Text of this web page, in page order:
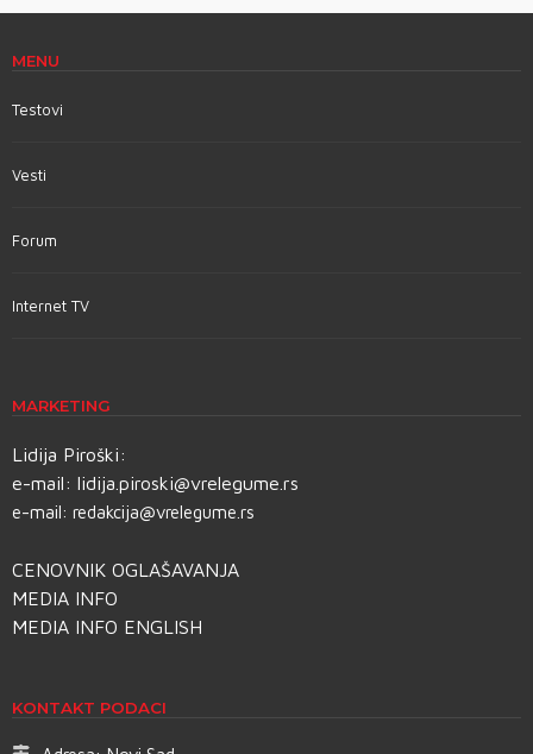
MENU
Testovi
Vesti
Forum
Internet TV
MARKETING
Lidija Piroški:
e-mail: lidija.piroski@vrelegume.rs
e-mail: redakcija@vrelegume.rs
CENOVNIK OGLAŠAVANJA
MEDIA INFO
MEDIA INFO ENGLISH
KONTAKT PODACI